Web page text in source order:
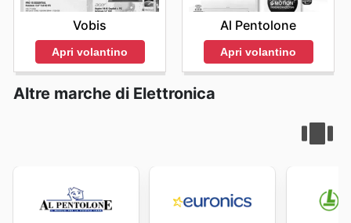
Vobis
Apri volantino
Al Pentolone
Apri volantino
Altre marche di Elettronica